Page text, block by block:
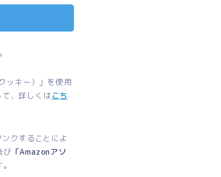
ッキー）」 を使用
、詳しくはこち
クすることによ
び 「Amazonアソ